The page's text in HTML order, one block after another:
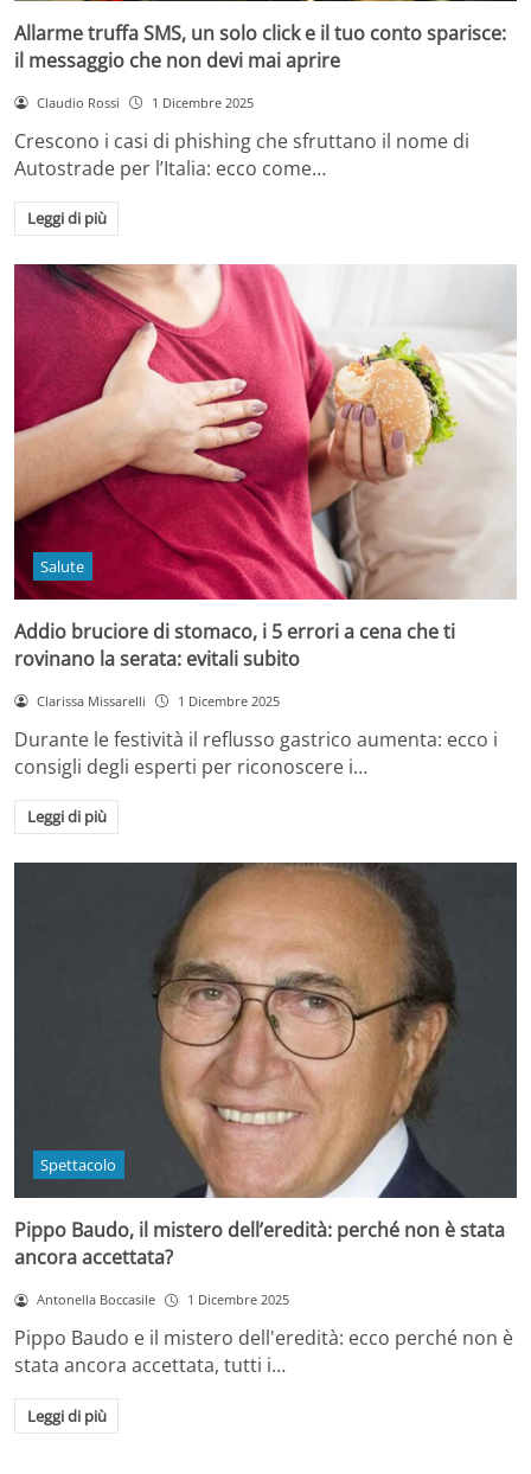
Allarme truffa SMS, un solo click e il tuo conto sparisce:
il messaggio che non devi mai aprire
Claudio Rossi 1 Dicembre 2025
Crescono i casi di phishing che sfruttano il nome di
Autostrade per l’Italia: ecco come…
Leggi di più
Salute
Addio bruciore di stomaco, i 5 errori a cena che ti
rovinano la serata: evitali subito
Clarissa Missarelli 1 Dicembre 2025
Durante le festività il reflusso gastrico aumenta: ecco i
consigli degli esperti per riconoscere i…
Leggi di più
Spettacolo
Pippo Baudo, il mistero dell’eredità: perché non è stata
ancora accettata?
Antonella Boccasile 1 Dicembre 2025
Pippo Baudo e il mistero dell'eredità: ecco perché non è
stata ancora accettata, tutti i…
Leggi di più